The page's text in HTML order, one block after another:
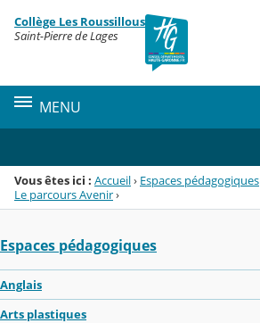
Menu de la rubrique
Contenu
Collège Les Roussillous
Saint-Pierre de Lages
MENU
Vous êtes ici : Accueil› Espaces pédagogiques
Le parcours Avenir›
Espaces pédagogiques
Anglais
Arts plastiques